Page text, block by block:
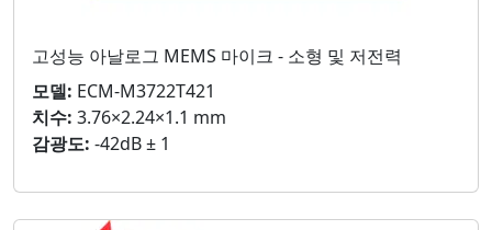
고성능 아날로그 MEMS 마이크 - 소형 및 저전력
모델: ECM-M3722T421
치수: 3.76×2.24×1.1 mm
감광도: -42dB ± 1